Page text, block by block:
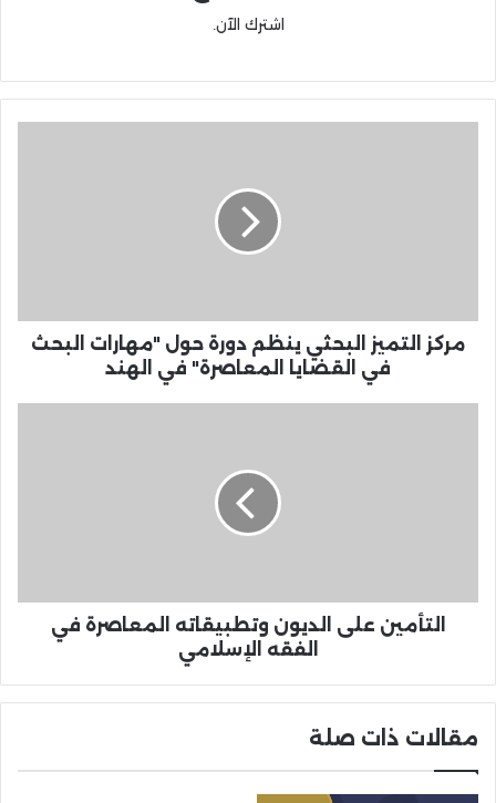
اشترك الآن.
مركز التميز البحثي ينظم دورة حول "مهارات البحث
في القضايا المعاصرة" في الهند
التأمين على الديون وتطبيقاته المعاصرة في
الفقه الإسلامي
مقالات ذات صلة